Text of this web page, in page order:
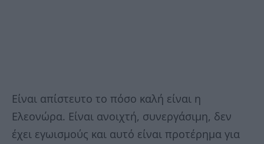
Είναι απίστευτο το πόσο καλή είναι η
Ελεονώρα. Είναι ανοιχτή, συνεργάσιμη, δεν
έχει εγωισμούς και αυτό είναι προτέρημα για